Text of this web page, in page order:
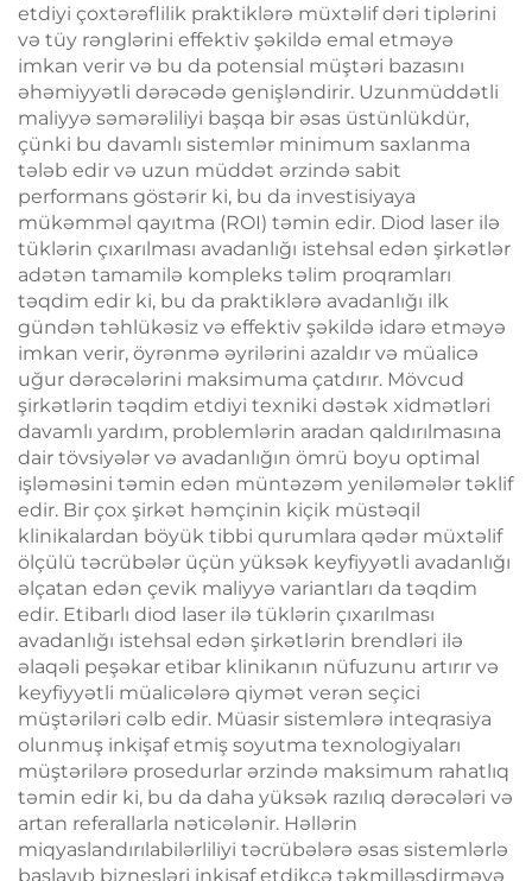
etdiyi çoxtərəflilik praktiklərə müxtəlif dəri tiplərini
və tüy rənglərini effektiv şəkildə emal etməyə
imkan verir və bu da potensial müştəri bazasını
əhəmiyyətli dərəcədə genişləndirir. Uzunmüddətli
maliyyə səmərəliliyi başqa bir əsas üstünlükdür,
çünki bu davamlı sistemlər minimum saxlanma
tələb edir və uzun müddət ərzində sabit
performans göstərir ki, bu da investisiyaya
mükəmməl qayıtma (ROI) təmin edir. Diod laser ilə
tüklərin çıxarılması avadanlığı istehsal edən şirkətlər
adətən tamamilə kompleks təlim proqramları
təqdim edir ki, bu da praktiklərə avadanlığı ilk
gündən təhlükəsiz və effektiv şəkildə idarə etməyə
imkan verir, öyrənmə əyrilərini azaldır və müalicə
uğur dərəcələrini maksimuma çatdırır. Mövcud
şirkətlərin təqdim etdiyi texniki dəstək xidmətləri
davamlı yardım, problemlərin aradan qaldırılmasına
dair tövsiyələr və avadanlığın ömrü boyu optimal
işləməsini təmin edən müntəzəm yeniləmələr təklif
edir. Bir çox şirkət həmçinin kiçik müstəqil
klinikalardan böyük tibbi qurumlara qədər müxtəlif
ölçülü təcrübələr üçün yüksək keyfiyyətli avadanlığı
əlçatan edən çevik maliyyə variantları da təqdim
edir. Etibarlı diod laser ilə tüklərin çıxarılması
avadanlığı istehsal edən şirkətlərin brendləri ilə
əlaqəli peşəkar etibar klinikanın nüfuzunu artırır və
keyfiyyətli müalicələrə qiymət verən seçici
müştəriləri cəlb edir. Müasir sistemlərə inteqrasiya
olunmuş inkişaf etmiş soyutma texnologiyaları
müştərilərə prosedurlar ərzində maksimum rahatlıq
təmin edir ki, bu da daha yüksək razılıq dərəcələri və
artan referallarla nəticələnir. Həllərin
miqyaslandırılabilərliliyi təcrübələrə əsas sistemlərlə
başlayıb biznesləri inkişaf etdikcə təkmilləşdirməyə